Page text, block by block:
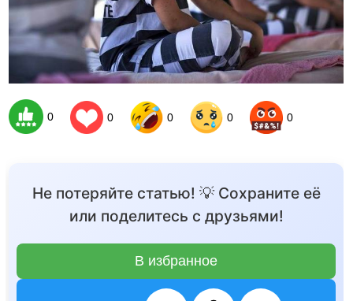
0 0 0 0 0
Не потеряйте статью! 💡 Сохраните её
или поделитесь с друзьями!
В избранное